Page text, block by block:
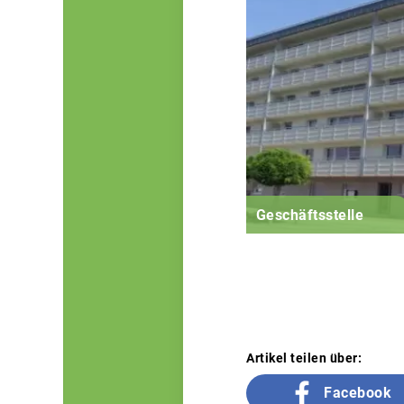
Geschäftsstelle
Artikel teilen über:
Facebook